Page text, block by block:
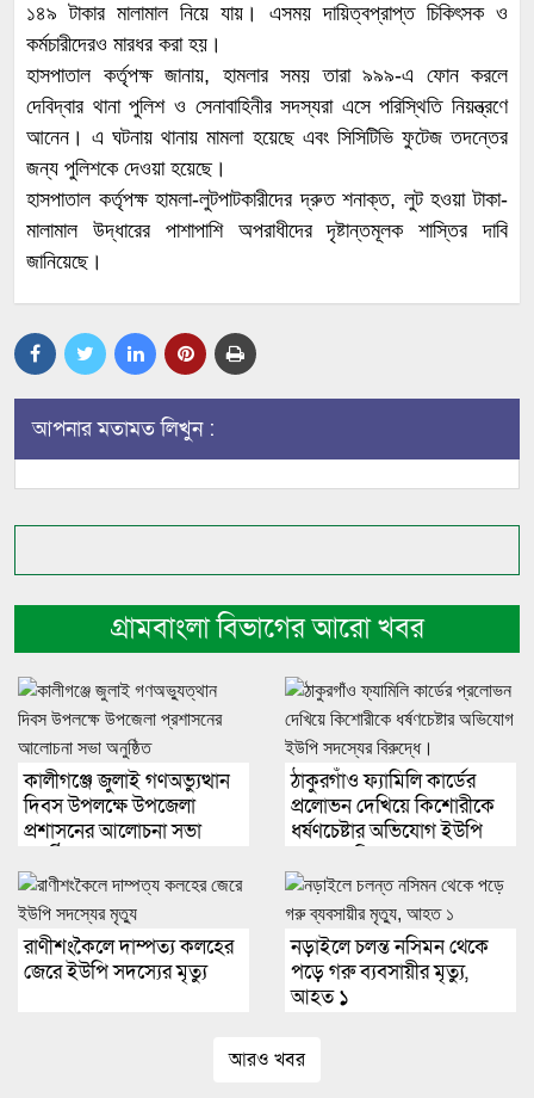
১৪৯ টাকার মালামাল নিয়ে যায়। এসময় দায়িত্বপ্রাপ্ত চিকিৎসক ও
কর্মচারীদেরও মারধর করা হয়।
হাসপাতাল কর্তৃপক্ষ জানায়, হামলার সময় তারা ৯৯৯-এ ফোন করলে
দেবিদ্বার থানা পুলিশ ও সেনাবাহিনীর সদস্যরা এসে পরিস্থিতি নিয়ন্ত্রণে
আনেন। এ ঘটনায় থানায় মামলা হয়েছে এবং সিসিটিভি ফুটেজ তদন্তের
জন্য পুলিশকে দেওয়া হয়েছে।
হাসপাতাল কর্তৃপক্ষ হামলা-লুটপাটকারীদের দ্রুত শনাক্ত, লুট হওয়া টাকা-
মালামাল উদ্ধারের পাশাপাশি অপরাধীদের দৃষ্টান্তমূলক শাস্তির দাবি
জানিয়েছে।
আপনার মতামত লিখুন :
গ্রামবাংলা বিভাগের আরো খবর
কালীগঞ্জে জুলাই গণঅভ্যুত্থান
দিবস উপলক্ষে উপজেলা
প্রশাসনের আলোচনা সভা
ঠাকুরগাঁও ফ্যামিলি কার্ডের
প্রলোভন দেখিয়ে কিশোরীকে
ধর্ষণচেষ্টার অভিযোগ ইউপি
রাণীশংকৈলে দাম্পত্য কলহের
জেরে ইউপি সদস্যের মৃত্যু
নড়াইলে চলন্ত নসিমন থেকে
পড়ে গরু ব্যবসায়ীর মৃত্যু,
আহত ১
আরও খবর